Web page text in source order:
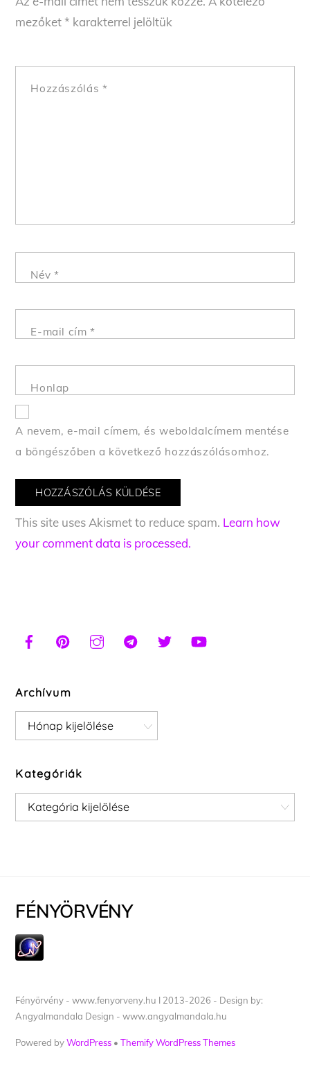
mezőket* karakterrel jelöltük
Hozzászólás *
Név *
E-mail cím*
Honlap
A nevem, e-mail címem, és weboldalcímem mentése
a böngészőben a következő hozzászólásomhoz.
This site uses Akismet to reduce spam. Learn how
your comment data is processed.
Archívum
Archívum
Kategóriák
Kategóriák
FÉNYÖRVÉNY
Fényörvény - www.fenyorveny.hu I 2013-2026 - Design by:
Angyalmandala Design - www.angyalmandala.hu
Powered byWordPress •Themify WordPress Themes